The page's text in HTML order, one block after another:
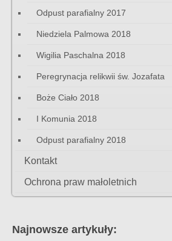
Odpust parafialny 2017
Niedziela Palmowa 2018
Wigilia Paschalna 2018
Peregrynacja relikwii św. Jozafata
Boże Ciało 2018
I Komunia 2018
Odpust parafialny 2018
Kontakt
Ochrona praw małoletnich
Najnowsze artykuły: